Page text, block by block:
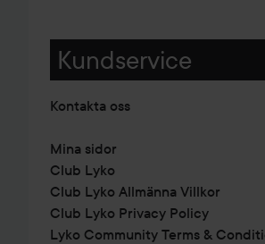
Kundservice
Kontakta oss
Mina sidor
Club Lyko
Club Lyko Allmänna Villkor
Club Lyko Privacy Policy
Lyko Community Terms &